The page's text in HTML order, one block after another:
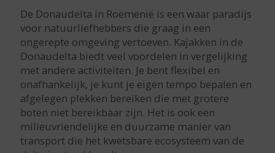
De Donaudelta in Roemenië is een waar paradijs
voor natuurliefhebbers die graag in een
ongerepte omgeving vertoeven. Kajakken in de
Donaudelta biedt veel voordelen in vergelijking
met andere activiteiten. Je bent flexibel en
onafhankelijk, je kunt je eigen tempo bepalen en
afgelegen plekken bereiken die met grotere
boten niet bereikbaar zijn. Het is ook een
milieuvriendelijke en duurzame manier van
transport die het kwetsbare ecosysteem van de